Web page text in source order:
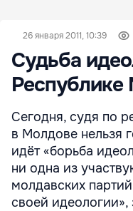
26 января 2011, 10:39
Судьба
Сегодня, судя по
в Молдове нельзя
идёт «борьба
ни одна из
молдавских
своей идеологии»,